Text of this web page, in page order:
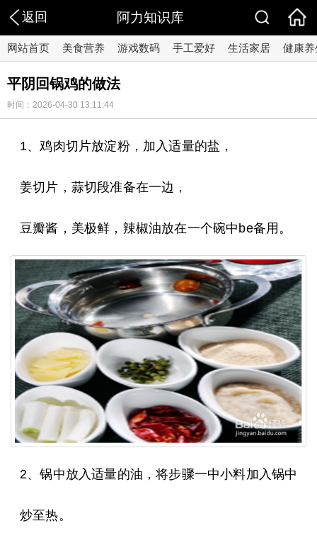
返回 阿力知识库
网站首页 美食营养 游戏数码 手工爱好 生活家居 健康养
平阴回锅鸡的做法
时间：2026-04-30 13:11:44
1、鸡肉切片放淀粉，加入适量的盐，
姜切片，蒜切段准备在一边，
豆瓣酱，美极鲜，辣椒油放在一个碗中be备用。
2、锅中放入适量的油，将步骤一中小料加入锅中
炒至热。